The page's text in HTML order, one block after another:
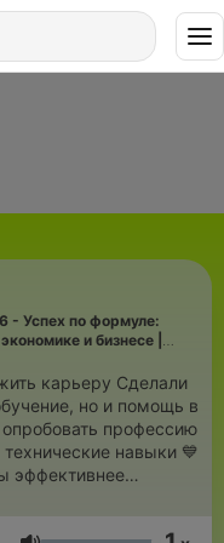
6 - Успех по формуле:
и бизнесе |
Сделали
но и помощь в
навыки 💙
эффективнее